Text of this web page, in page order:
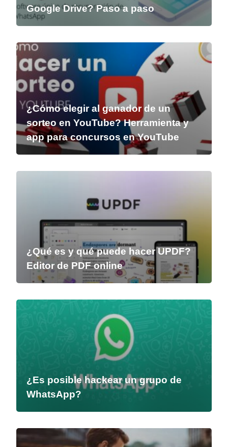
Google Drive? Paso a paso
¿Cómo elegir al ganador de un
sorteo en YouTube? Herramienta y
app para concursos en YouTube
¿Qué es y qué puede hacer UPDF?
Editor de PDF online
¿Es posible hackear un grupo de
WhatsApp?